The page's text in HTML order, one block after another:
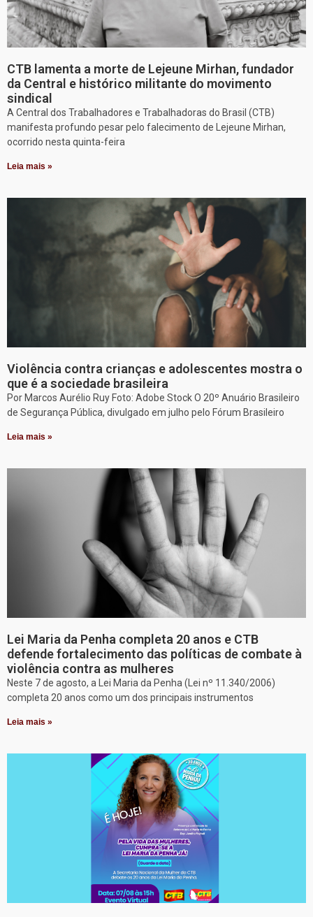
CTB lamenta a morte de Lejeune Mirhan, fundador
da Central e histórico militante do movimento
sindical
A Central dos Trabalhadores e Trabalhadoras do Brasil (CTB)
manifesta profundo pesar pelo falecimento de Lejeune Mirhan,
ocorrido nesta quinta-feira
Leia mais »
Violência contra crianças e adolescentes mostra o
que é a sociedade brasileira
Por Marcos Aurélio Ruy Foto: Adobe Stock O 20º Anuário Brasileiro
de Segurança Pública, divulgado em julho pelo Fórum Brasileiro
Leia mais »
Lei Maria da Penha completa 20 anos e CTB
defende fortalecimento das políticas de combate à
violência contra as mulheres
Neste 7 de agosto, a Lei Maria da Penha (Lei nº 11.340/2006)
completa 20 anos como um dos principais instrumentos
Leia mais »